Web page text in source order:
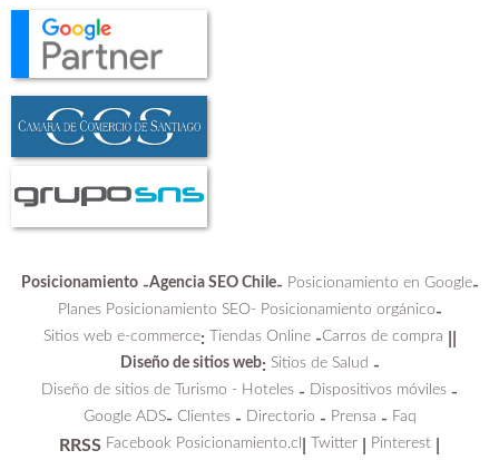
Posicionamiento-Agencia SEO Chile- Posicionamiento en Google-
Planes Posicionamiento SEO- Posicionamiento orgánico-
Sitios web e-commerce: Tiendas Online-Carros de compra
Diseño de sitios web: Sitios de Salud -
Diseño de sitios de Turismo - Hoteles - Dispositivos móviles -
Google ADS- Clientes- Directorio - Prensa - Faq
RRSS Facebook Posicionamiento.cl Twitter Pinterest